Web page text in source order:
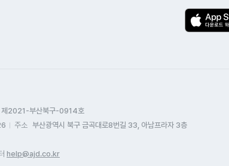
제2021-부산북구-0914호
주소 부산광역시 북구 금곡대로8번길 33, 아남프라자 3층
help@ajd.co.kr